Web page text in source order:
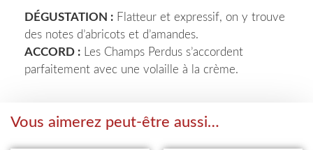
DÉGUSTATION : Flatteur et expressif, on y trouve
des notes d’abricots et d’amandes.
ACCORD : Les Champs Perdus s’accordent
parfaitement avec une volaille à la crème.
Vous aimerez peut-être aussi…